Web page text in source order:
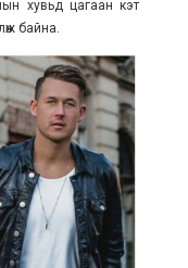
хувьд цагаан кэт
байна.